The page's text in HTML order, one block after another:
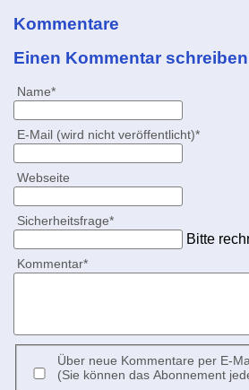
Kommentare
Einen Kommentar schreiben
Pflichtfeld
Name*
Pflichtfeld
E-Mail (wird nicht veröffentlicht)*
Webseite
Pflichtfeld
Sicherheitsfrage*
Bitte
Pflichtfeld
Kommentar*
Über neue Kommentare per E-
(Sie können das Abonnement